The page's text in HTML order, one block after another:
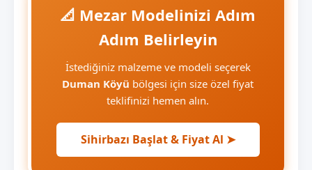
📐 Mezar Modelinizi Adım
Adım Belirleyin
İstediğiniz malzeme ve modeli seçerek
Duman Köyü bölgesi için size özel fiyat
teklifinizi hemen alın.
Sihirbazı Başlat & Fiyat Al ➤